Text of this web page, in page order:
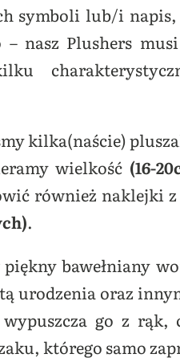
symboli lub/i napis,
nasz Plushers
kilka(naście)
wielkość (16-
również naklejki z
.
bawełniany
urodzenia oraz
go z rąk,
którego samo